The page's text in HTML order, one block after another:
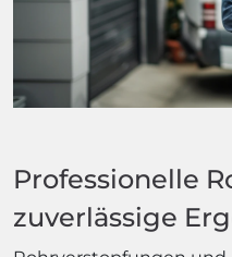
Professionelle
zuverlässige